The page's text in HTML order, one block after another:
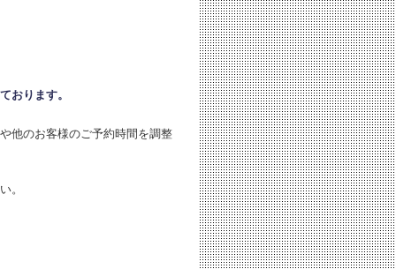
おります。
他のお客様のご予約時間を調整
。